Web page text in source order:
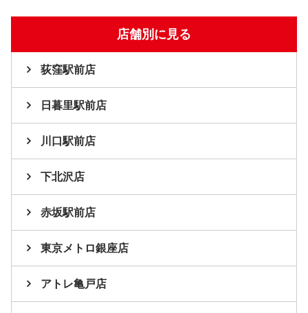
店舗別に見る
荻窪駅前店
日暮里駅前店
川口駅前店
下北沢店
赤坂駅前店
東京メトロ銀座店
アトレ亀戸店